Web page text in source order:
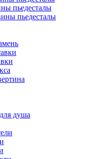
пьедесталы
пьедесталы
душа